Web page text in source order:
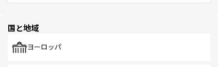
で、ホーカーズは地元の風情を楽しめる外せないスポット
国と地域
ヨーロッパ